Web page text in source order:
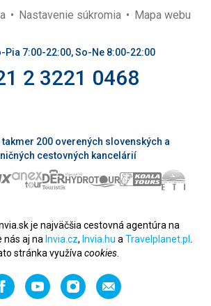
Nastavenie súkromia Mapa webu
Pia 7:00-22:00, So-Ne 8:00-22:00
2 3221 0468
200 overených slovenských a
cestovných kancelárií
je najväčšia cestovná agentúra na
nás aj na Invia.cz, Invia.hu a Travelplanet.pl
stránka využíva cookies.
FacebookYouTubeInstagramOdporučiť